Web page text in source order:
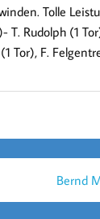
Tolle
Rudolph (1
Tor), F.
Bernd